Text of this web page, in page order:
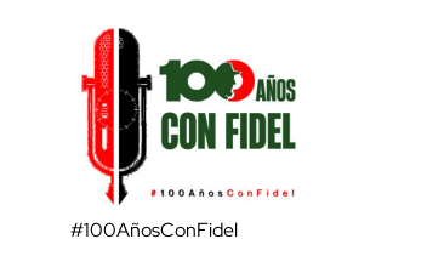
#100AñosConFidel